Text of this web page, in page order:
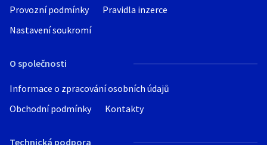
Provozní podmínky
Pravidla inzerce
Nastavení soukromí
O společnosti
Informace o zpracování osobních údajů
Obchodní podmínky
Kontakty
Technická podpora